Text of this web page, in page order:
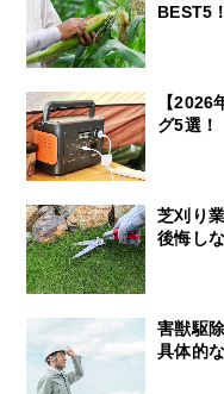
BEST5
【
グ5選
芝刈り
後悔し
害獣駆
具体的